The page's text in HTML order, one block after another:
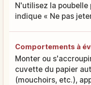
N'utilisez la poubelle
indique « Ne pas
Comportements à
Monter ou
cuvette du papier
(mouchoirs, etc.),